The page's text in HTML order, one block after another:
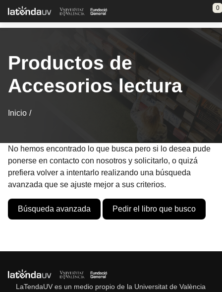
Saltar al contenido principal 0
Productos de
Accesorios lectura
Inicio
No hemos encontrado lo que busca pero si lo desea pude
ponerse en contacto con nosotros y solicitarlo, o quizá
prefiera volver a intentarlo realizando una búsqueda
avanzada que se ajuste mejor a sus criterios.
Búsqueda avanzada Pedir el libro que busco
LaTendaUV es un medio propio de la Universitat de València